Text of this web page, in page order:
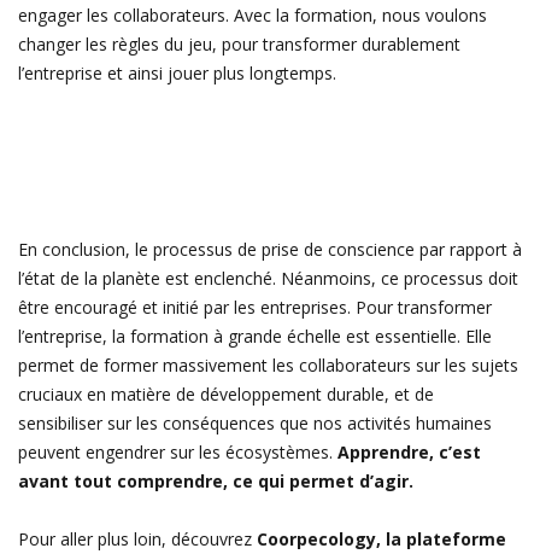
engager les collaborateurs. Avec la formation, nous voulons
changer les règles du jeu, pour transformer durablement
l’entreprise et ainsi jouer plus longtemps.
En conclusion, le processus de prise de conscience par rapport à
l’état de la planète est enclenché. Néanmoins, ce processus doit
être encouragé et initié par les entreprises. Pour transformer
l’entreprise, la formation à grande échelle est essentielle. Elle
permet de former massivement les collaborateurs sur les sujets
cruciaux en matière de développement durable, et de
sensibiliser sur les conséquences que nos activités humaines
peuvent engendrer sur les écosystèmes. Apprendre, c’est
avant tout comprendre, ce qui permet d’agir.
Pour aller plus loin, découvrez Coorpecology, la plateforme